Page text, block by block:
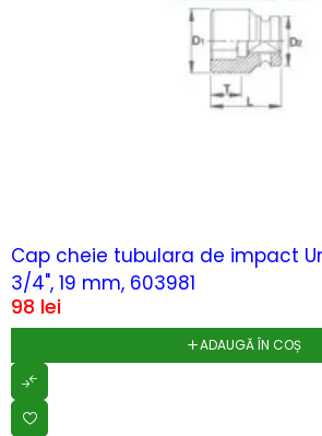
Cap cheie tubulara de impact
3/4", 19 mm, 603981
98 lei
ADAUGĂ ÎN COȘ